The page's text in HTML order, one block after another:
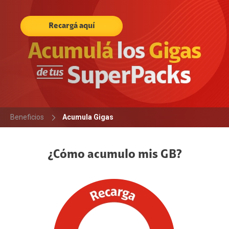
Recargá aquí
Beneficios Acumula Gigas
¿Cómo acumulo mis GB?